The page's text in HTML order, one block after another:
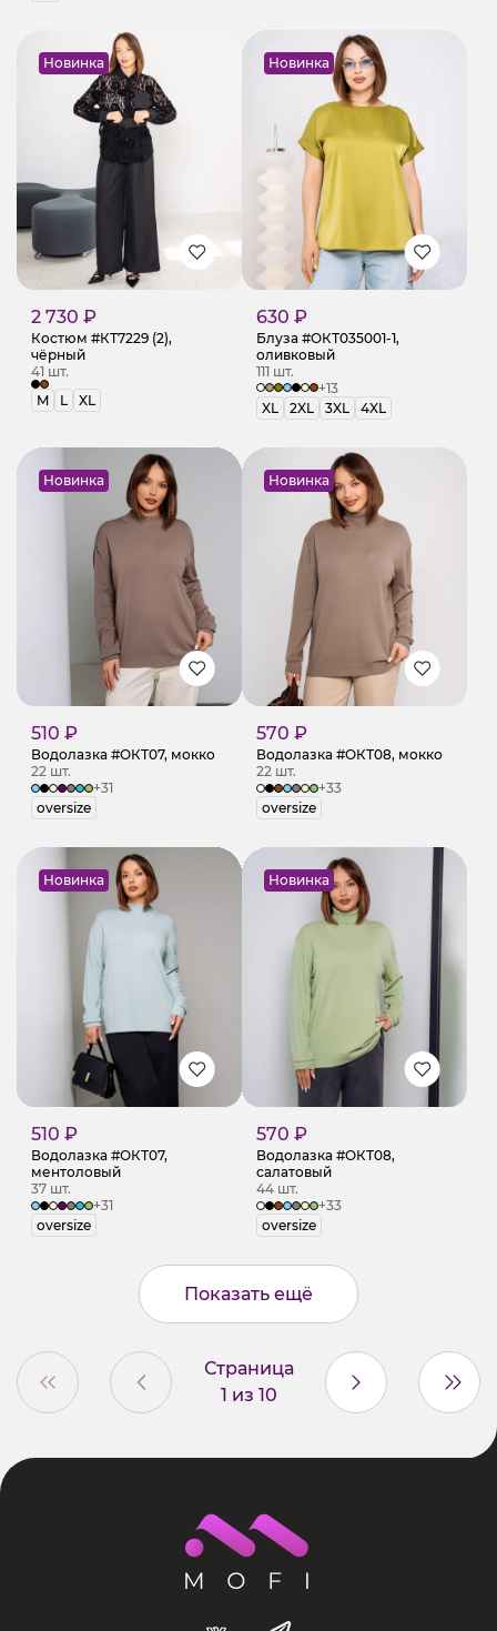
Новинка
2 730 ₽
Костюм #КТ7229 (2),
чёрный
41 шт.
M
L XL
Новинка
630 ₽
Блуза #ОКТ035001-1,
оливковый
111 шт.
+13
XL
2XL 3XL 4XL
Новинка
510 ₽
Водолазка #ОКТ07, мокко
22 шт.
+31
oversize
Новинка
570 ₽
Водолазка #ОКТ08, мокко
22 шт.
+33
oversize
Новинка
510 ₽
Водолазка #ОКТ07,
ментоловый
37 шт.
+31
oversize
Новинка
570 ₽
Водолазка #ОКТ08,
салатовый
44 шт.
+33
oversize
Показать ещё
Страница
1 из 10